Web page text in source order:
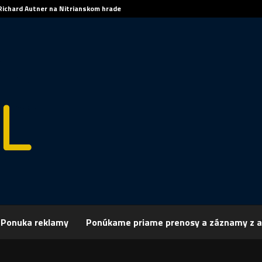
Autner na Nitrianskom hrade
Ponuka reklamy Ponúkame priame prenosy a záznamy z
Archív Publicistika Tesco opät podporilo projekty po celom Slovensku